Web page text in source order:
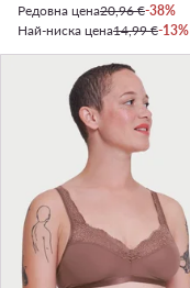
Редовна цена20,96 €-38%
Най-ниска цена14,99 €-13%